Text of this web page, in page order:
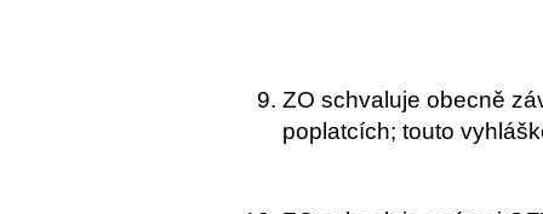
ZO schvaluje obecně
poplatcích; touto